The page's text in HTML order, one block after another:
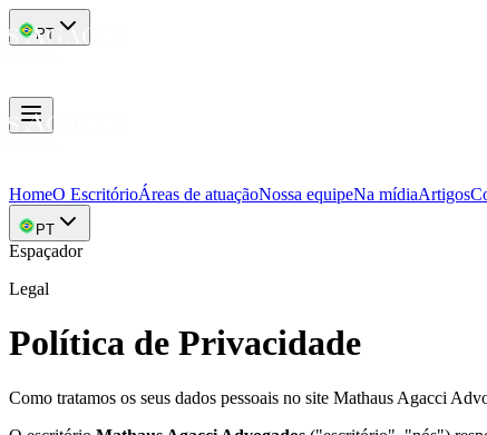
PT
HomeO EscritórioÁreas de atuaçãoNossa equipeNa mídiaArtigos
PT
Espaçador
Legal
Política de Privacidade
Como tratamos os seus dados pessoais no site Mathaus Agacci